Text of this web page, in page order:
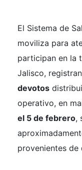
El Sistema de
moviliza para
participan en la
Jalisco,
devotos
operativo, en
el 5 de febrero,
provenientes de